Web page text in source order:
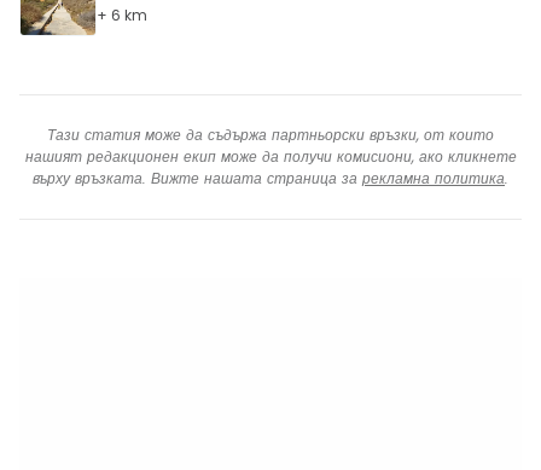
+ 6 km
Тази статия може да съдържа партньорски връзки, от които
нашият редакционен екип може да получи комисиони, ако кликнете
върху връзката. Вижте нашата страница за рекламна политика.